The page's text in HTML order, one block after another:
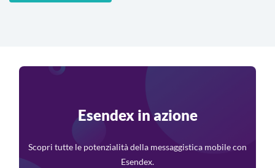
Esendex in azione
Scopri tutte le potenzialità della messaggistica mobile con
Esendex.